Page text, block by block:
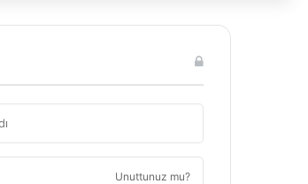
...
Unuttunuz mu?